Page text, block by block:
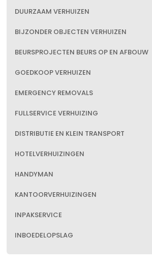
DUURZAAM VERHUIZEN
BIJZONDER OBJECTEN VERHUIZEN
BEURSPROJECTEN BEURS OP EN AFBOUW
GOEDKOOP VERHUIZEN
EMERGENCY REMOVALS
FULLSERVICE VERHUIZING
DISTRIBUTIE EN KLEIN TRANSPORT
HOTELVERHUIZINGEN
HANDYMAN
KANTOORVERHUIZINGEN
INPAKSERVICE
INBOEDELOPSLAG